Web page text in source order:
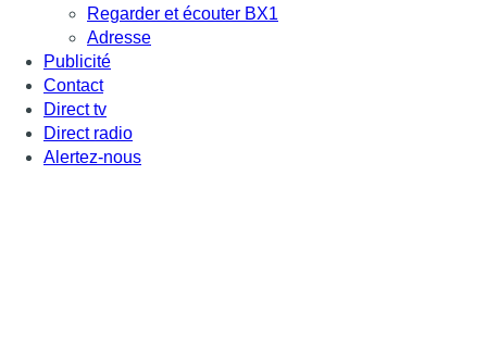
Regarder et écouter BX1
Adresse
Publicité
Contact
Direct tv
Direct radio
Alertez-nous